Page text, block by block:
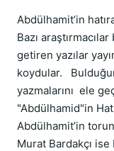
Abdülhamit’in
Bazı
getiren yazılar
koydular.
yazmalarını ele
"Abdülhamid"in
Abdülhamit’in
Murat Bardakçı ise